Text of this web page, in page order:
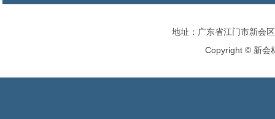
地址：广东省江门市新会
Copyright ©新会